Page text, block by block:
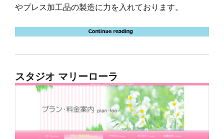
やプレス加工品の製造に力を入れております。
スタジオ マリーローラ